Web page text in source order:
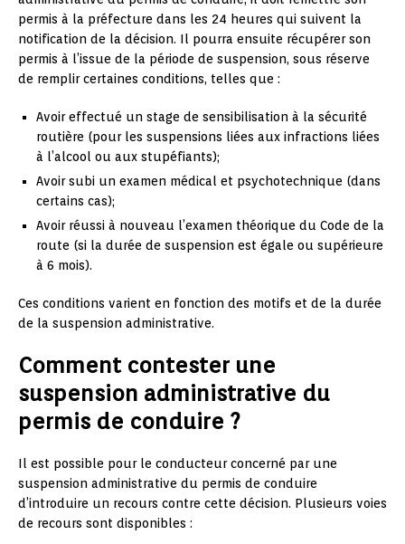
permis à la préfecture dans les 24 heures qui suivent la
notification de la décision. Il pourra ensuite récupérer son
permis à l’issue de la période de suspension, sous réserve
de remplir certaines conditions, telles que :
Avoir effectué un stage de sensibilisation à la sécurité
routière (pour les suspensions liées aux infractions liées
à l’alcool ou aux stupéfiants);
Avoir subi un examen médical et psychotechnique (dans
certains cas);
Avoir réussi à nouveau l’examen théorique du Code de la
route (si la durée de suspension est égale ou supérieure
à 6 mois).
Ces conditions varient en fonction des motifs et de la durée
de la suspension administrative.
Comment contester une
suspension administrative du
permis de conduire ?
Il est possible pour le conducteur concerné par une
suspension administrative du permis de conduire
d’introduire un recours contre cette décision. Plusieurs voies
de recours sont disponibles :